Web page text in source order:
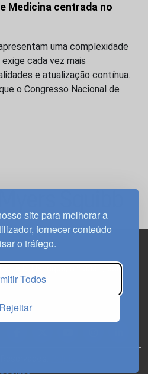
site para melhorar a
fornecer conteúdo
o tráfego.
Todos
Rejeitar
Medicina centrada no
uma complexidade
cada vez mais
e atualização contínua.
o Congresso Nacional de
D. Henrique, n.º 333H, esc.